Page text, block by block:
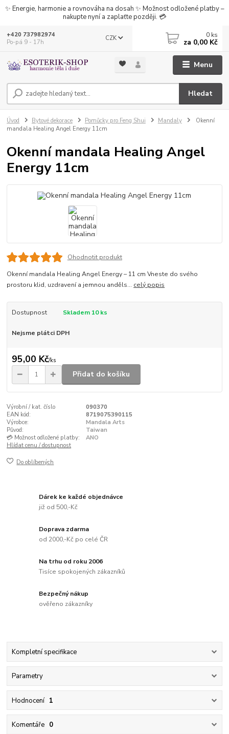
✨ Energie, harmonie a rovnováha na dosah ✨ Možnost odložené platby –
nakupte nyní a zaplaťte později. 💳
Menu
CZK
Hledat
+420 737982974
Po-pá 9 - 17h
0 ks
za 0,00 Kč
Úvod Bytové dekorace Pomůcky pro Feng Shui Mandaly
Okenní
mandala Healing Angel Energy 11cm
Okenní mandala Healing Angel
Energy 11cm
Ohodnotit produkt
Okenní mandala Healing Angel Energy – 11 cm Vneste do svého
prostoru klid, uzdravení a jemnou anděls... celý popis
Dostupnost Skladem 10 ks
Nejsme plátci DPH
95,00 Kč/ks
Přidat do košíku
Výrobní / kat. číslo
090370
EAN kód:
8719075390115
Výrobce:
Mandala Arts
Původ:
Taiwan
💳 Možnost odložené platby:
ANO
Hlídat cenu / dostupnost
Do oblíbených
Dárek ke každé objednávce
již od 500,-Kč
Doprava zdarma
od 2000,-Kč po celé ČR
Na trhu od roku 2006
Tisíce spokojených zákazníků
Bezpečný nákup
ověřeno zákazníky
Kompletní specifikace
Parametry
Hodnocení 1
Komentáře 0